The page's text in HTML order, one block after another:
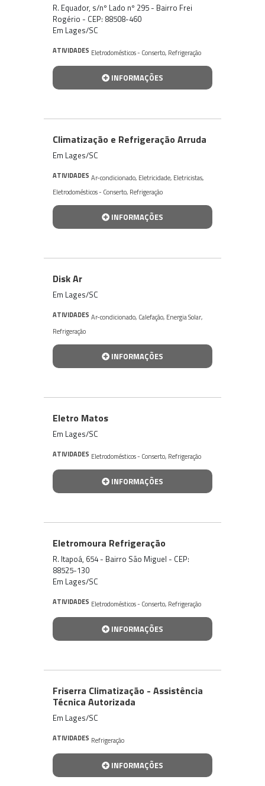
R. Equador, s/nº Lado nº 295 - Bairro Frei
Rogério - CEP: 88508-460
Em Lages/SC
ATIVIDADES Eletrodomésticos - Conserto, Refrigeração
INFORMAÇÕES
Climatização e Refrigeração Arruda
Em Lages/SC
ATIVIDADES Ar-condicionado, Eletricidade, Eletricistas,
Eletrodomésticos - Conserto, Refrigeração
INFORMAÇÕES
Disk Ar
Em Lages/SC
ATIVIDADES Ar-condicionado, Calefação, Energia Solar,
Refrigeração
INFORMAÇÕES
Eletro Matos
Em Lages/SC
ATIVIDADES Eletrodomésticos - Conserto, Refrigeração
INFORMAÇÕES
Eletromoura Refrigeração
R. Itapoá, 654 - Bairro São Miguel - CEP:
88525-130
Em Lages/SC
ATIVIDADES Eletrodomésticos - Conserto, Refrigeração
INFORMAÇÕES
Friserra Climatização - Assistência
Técnica Autorizada
Em Lages/SC
ATIVIDADES Refrigeração
INFORMAÇÕES